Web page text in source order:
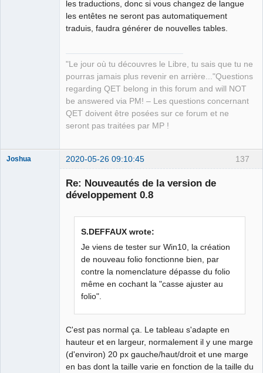
les traductions, donc si vous changez de langue
les entêtes ne seront pas automatiquement
traduis, faudra générer de nouvelles tables.
"Le jour où tu découvres le Libre, tu sais que tu ne
pourras jamais plus revenir en arrière..."Questions
regarding QET belong in this forum and will NOT
be answered via PM! – Les questions concernant
QET doivent être posées sur ce forum et ne
seront pas traitées par MP !
137
Joshua 2020-05-26 09:10:45
Re: Nouveautés de la version de
développement 0.8
S.DEFFAUX wrote:
Je viens de tester sur Win10, la création
de nouveau folio fonctionne bien, par
contre la nomenclature dépasse du folio
même en cochant la "casse ajuster au
folio".
C'est pas normal ça. Le tableau s'adapte en
hauteur et en largeur, normalement il y une marge
(d'environ) 20 px gauche/haut/droit et une marge
en bas dont la taille varie en fonction de la taille du